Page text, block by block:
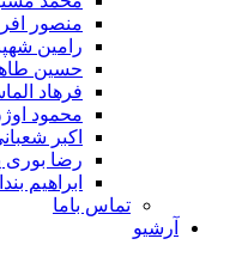
منصور
رامین
حسین
فرهاد
محمود
اکبر
رضا بوری
ابراهیم
تماس باما
آرشیو